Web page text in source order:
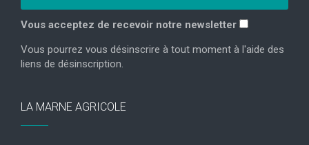
Vous acceptez de recevoir notre newsletter
Vous pourrez vous désinscrire à tout moment à l'aide des
liens de désinscription.
LA MARNE AGRICOLE